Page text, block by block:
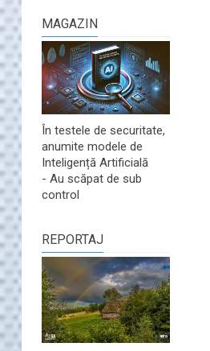
MAGAZIN
În testele de securitate,
anumite modele de
Inteligență Artificială
- Au scăpat de sub
control
REPORTAJ